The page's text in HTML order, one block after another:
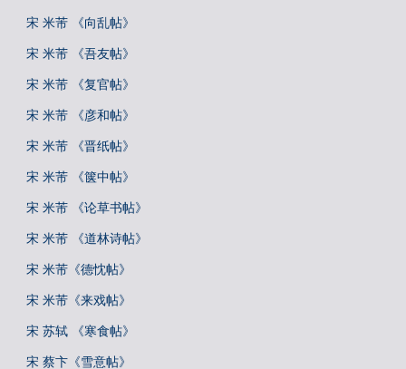
宋 米芾 《向乱帖》
宋 米芾 《吾友帖》
宋 米芾 《复官帖》
宋 米芾 《彦和帖》
宋 米芾 《晋纸帖》
宋 米芾 《箧中帖》
宋 米芾 《论草书帖》
宋 米芾 《道林诗帖》
宋 米芾《德忱帖》
宋 米芾《来戏帖》
宋 苏轼 《寒食帖》
宋 蔡卞《雪意帖》